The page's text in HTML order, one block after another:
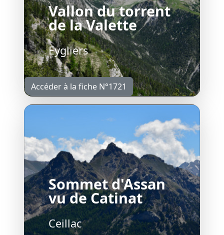
Vallon du torrent
de la Valette
Eygliers
Accéder à la fiche N°1721
Sommet d'Assan
vu de Catinat
Ceillac